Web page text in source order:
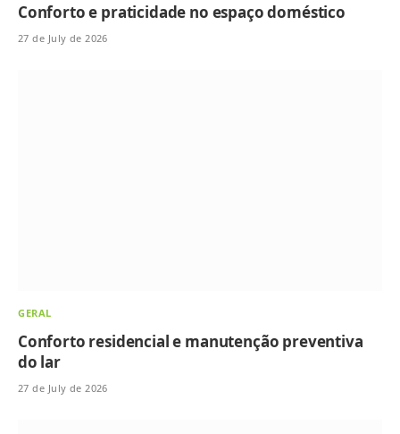
Conforto e praticidade no espaço doméstico
27 de July de 2026
GERAL
Conforto residencial e manutenção preventiva
do lar
27 de July de 2026